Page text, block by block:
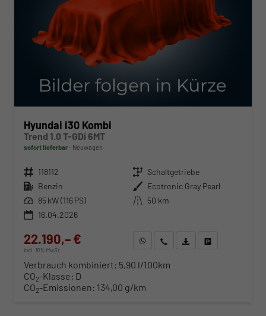
Hyundai i30 Kombi
Trend 1.0 T-GDi 6MT
sofort lieferbar Neuwagen
Fahrzeugnr. 118112 Getriebe Schaltgetriebe
Kraftstoff Benzin Außenfarbe Ecotronic Gray Pearl
Leistung 85 kW (116 PS) Kilometerstand 50 km
16.04.2026
22.190,– €
incl. 19% MwSt.
WhatsApp anfragen
Wir rufen Sie anFahrzeugexposé (PDF)
Verbrauch kombiniert: 5,90 l/100km
CO2-Klasse: D
CO2-Emissionen: 134,00 g/km